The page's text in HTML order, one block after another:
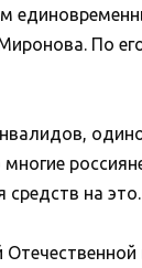
По
средств на это.